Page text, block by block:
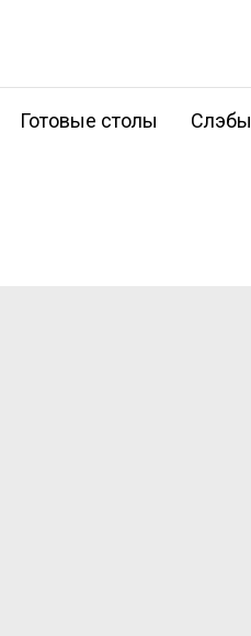
Готовые столы Слэбы